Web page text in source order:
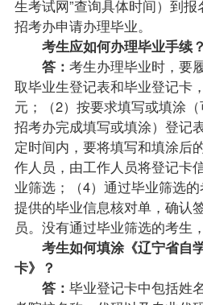
生考试网”查询具体时间）到报
招考办申请办理毕业。
考生应如何办理毕业手续？
答： 考生办理毕业时，要
取毕业生登记表和毕业登记卡
元；（2）按要求填写或填涂
招考办完成填写或填涂）登记
定时间内，要将填写和填涂后
作人员，由工作人员将登记卡
业筛选；（4）通过毕业筛选
提供的毕业信息核对单，确认
员。没有通过毕业筛选的考生
考生如何填涂《辽宁省自
卡》？
答： 毕业登记卡中包括姓